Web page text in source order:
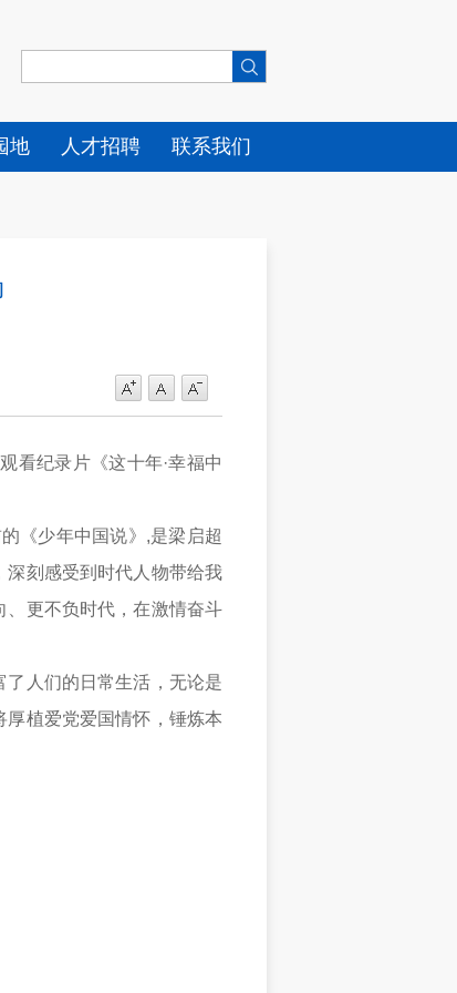
地 人才招聘 联系我们
看纪录片《这十年·幸福中
《少年中国说》,是梁启超
深刻感受到时代人物带给我
、更不负时代，在激情奋斗
人们的日常生活，无论是
植爱党爱国情怀，锤炼本